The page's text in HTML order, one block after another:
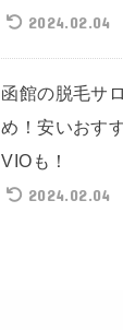
2024.02.04
函館の脱毛サ
め！安いおす
VIOも！
2024.02.04